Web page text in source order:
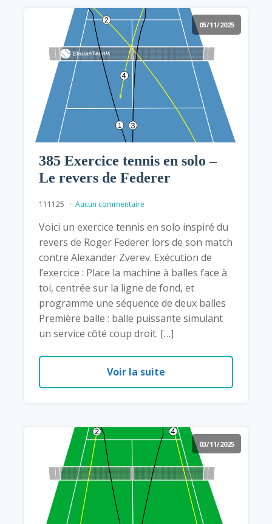
05/11/2025
385 Exercice tennis en solo –
Le revers de Federer
111125 Aucun commentaire
Voici un exercice tennis en solo inspiré du
revers de Roger Federer lors de son match
contre Alexander Zverev. Exécution de
l’exercice : Place la machine à balles face à
toi, centrée sur la ligne de fond, et
programme une séquence de deux balles
Première balle : balle puissante simulant
un service côté coup droit. […]
Voir la suite
03/11/2025